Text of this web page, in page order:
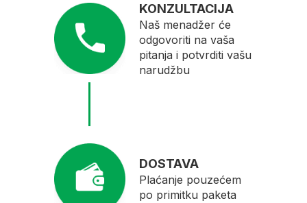
KONZULTACIJA
Naš menadžer će
odgovoriti na vaša
pitanja i potvrditi vašu
narudžbu
DOSTAVA
Plaćanje pouzećem
po primitku paketa